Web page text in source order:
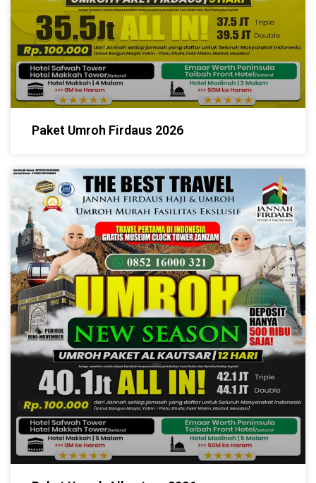
Paket Umroh Firdaus 2026